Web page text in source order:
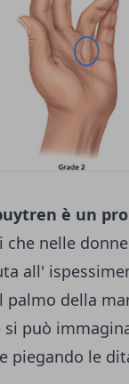
è un
nelle
all'
palmo della
si può
piegando le